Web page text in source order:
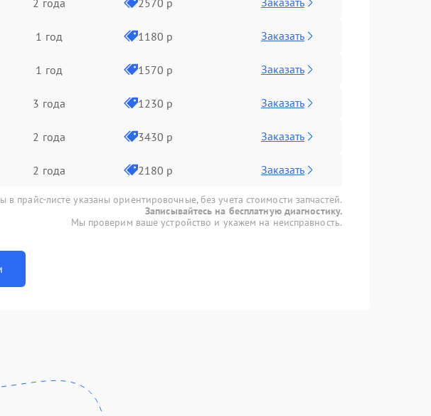
1 год 1180 р Заказать
1 год 1570 р Заказать
3 года 1230 р Заказать
2 года 3430 р Заказать
2 года 2180 р Заказать
в прайс-листе указаны ориентировочные, без учета стоимости запчастей.
Записывайтесь на бесплатную диагностику.
Мы проверим ваше устройство и укажем на неисправность.